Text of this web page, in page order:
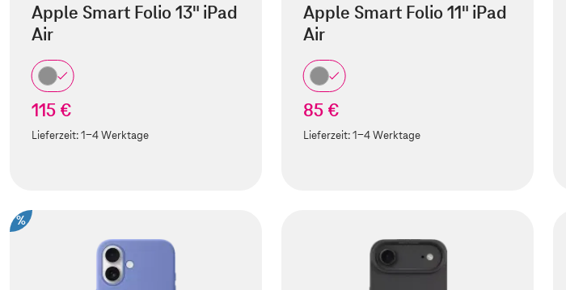
Apple Smart Folio 13" iPad
Air
115 €
Lieferzeit:1-4 Werktage
Apple Smart Folio 11" iPad
Air
85 €
Lieferzeit:1-4 Werktage
%